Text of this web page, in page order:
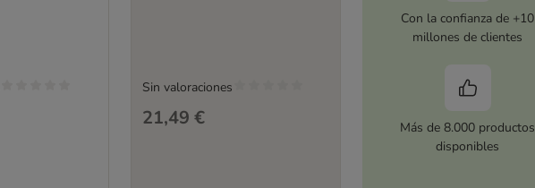
21,49 €
Sin valoraciones
Con la confianza de +10
millones de clientes
Más de 8.000 productos
disponibles